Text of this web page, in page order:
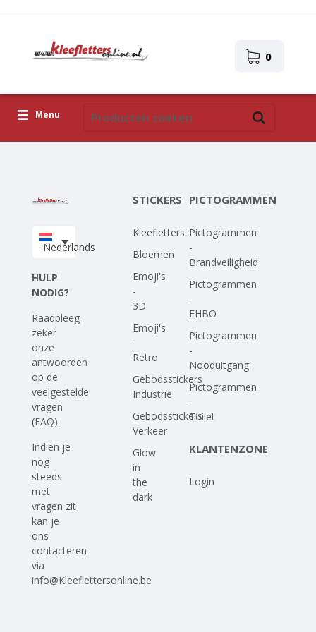
0
Menu
Upload je eigen ontwerp
Nederlands
HULP
NODIG?
Raadpleeg
zeker
onze
antwoorden
op de
veelgestelde
vragen
(FAQ).
Indien je
nog
steeds
met
vragen zit
kan je
ons
contacteren
via
info@Kleeflettersonline.be
STICKERS
Kleefletters
Bloemen
Emoji's
-
3D
Emoji's
-
Retro
Gebodsstickers
Industrie
Gebodsstickers
Verkeer
Glow
in
the
dark
PICTOGRAMMEN
Pictogrammen
-
Brandveiligheid
Pictogrammen
-
EHBO
Pictogrammen
-
Nooduitgang
Pictogrammen
-
Toilet
KLANTENZONE
Login